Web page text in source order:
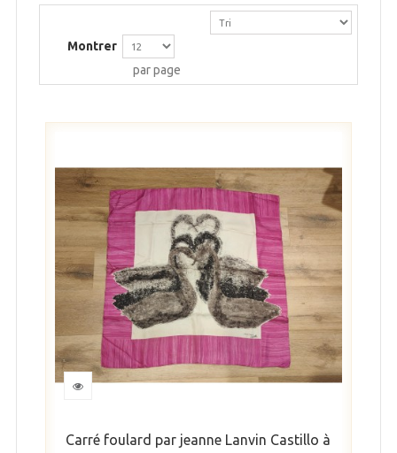
Montrer
par page
Carré foulard par jeanne Lanvin Castillo à